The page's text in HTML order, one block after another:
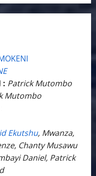
: Patrick Mutombo
Mutombo
Ekutshu, Mwanza,
Chanty Musawu
Daniel, Patrick